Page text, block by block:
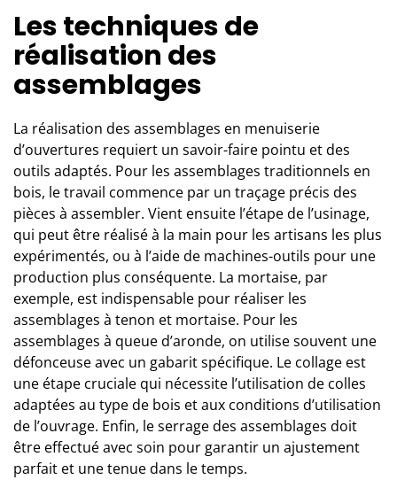
Les techniques de
réalisation des
assemblages
La réalisation des assemblages en menuiserie
d’ouvertures requiert un savoir-faire pointu et des
outils adaptés. Pour les assemblages traditionnels en
bois, le travail commence par un traçage précis des
pièces à assembler. Vient ensuite l’étape de l’usinage,
qui peut être réalisé à la main pour les artisans les plus
expérimentés, ou à l’aide de machines-outils pour une
production plus conséquente. La mortaise, par
exemple, est indispensable pour réaliser les
assemblages à tenon et mortaise. Pour les
assemblages à queue d’aronde, on utilise souvent une
défonceuse avec un gabarit spécifique. Le collage est
une étape cruciale qui nécessite l’utilisation de colles
adaptées au type de bois et aux conditions d’utilisation
de l’ouvrage. Enfin, le serrage des assemblages doit
être effectué avec soin pour garantir un ajustement
parfait et une tenue dans le temps.